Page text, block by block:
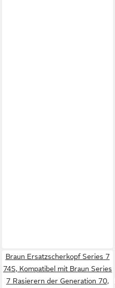
Braun Ersatzscherkopf Series 7
74S, Kompatibel mit Braun Series
7 Rasierern der Generation 70,